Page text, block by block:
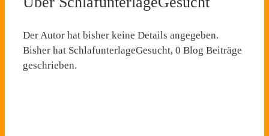
Der Autor hat bisher keine Details angegeben.
Bisher hat SchlafunterlageGesucht, 0 Blog Beiträge
geschrieben.